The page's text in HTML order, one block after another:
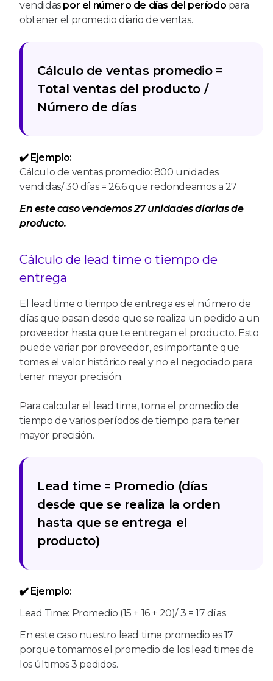
vendidas por el número de días del período para
obtener el promedio diario de ventas.
Cálculo de ventas promedio =
Total ventas del producto /
Número de días
✔️ Ejemplo:
Cálculo de ventas promedio: 800 unidades
vendidas/ 30 días = 26.6 que redondeamos a 27
En este caso vendemos 27 unidades diarias de
producto.
Cálculo de lead time o tiempo de
entrega
El lead time o tiempo de entrega es el número de
días que pasan desde que se realiza un pedido a un
proveedor hasta que te entregan el producto. Esto
puede variar por proveedor, es importante que
tomes el valor histórico real y no el negociado para
tener mayor precisión.
Para calcular el lead time, toma el promedio de
tiempo de varios períodos de tiempo para tener
mayor precisión.
Lead time = Promedio (días
desde que se realiza la orden
hasta que se entrega el
producto)
✔️ Ejemplo:
Lead Time: Promedio (15 + 16 + 20)/ 3 = 17 días
En este caso nuestro lead time promedio es 17
porque tomamos el promedio de los lead times de
los últimos 3 pedidos.